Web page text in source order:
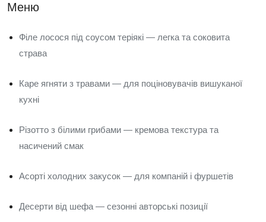
Меню
Філе лосося під соусом теріякі — легка та соковита
страва
Каре ягняти з травами — для поціновувачів вишуканої
кухні
Різотто з білими грибами — кремова текстура та
насичений смак
Асорті холодних закусок — для компаній і фуршетів
Десерти від шефа — сезонні авторські позиції